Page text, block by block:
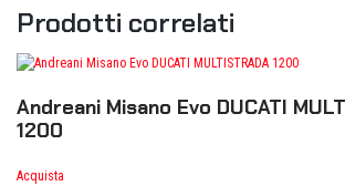
Prodotti correlati
Andreani Misano Evo DUCATI
1200
Acquista